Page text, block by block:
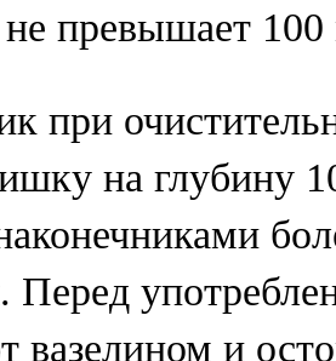
превышает
при
на глубину
Перед
вазелином и